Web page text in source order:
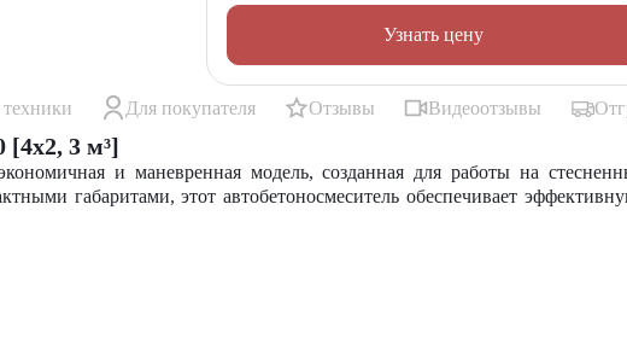
Узнать цену
Для покупателя Отзывы Видеоотзывы
[4x2, 3 м³]
и маневренная модель, созданная для работы на
габаритами, этот автобетоносмеситель обеспечивает